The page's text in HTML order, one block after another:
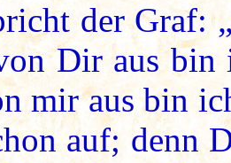
der Graf:
Dir aus bin
mir aus bin
auf; denn